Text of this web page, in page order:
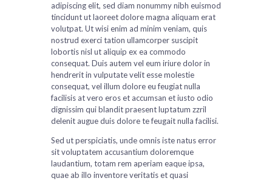
adipiscing elit, sed diam nonummy nibh euismod
tincidunt ut laoreet dolore magna aliquam erat
volutpat. Ut wisi enim ad minim veniam, quis
nostrud exerci tation ullamcorper suscipit
lobortis nisl ut aliquip ex ea commodo
consequat. Duis autem vel eum iriure dolor in
hendrerit in vulputate velit esse molestie
consequat, vel illum dolore eu feugiat nulla
facilisis at vero eros et accumsan et iusto odio
dignissim qui blandit praesent luptatum zzril
delenit augue duis dolore te feugait nulla facilisi.
Sed ut perspiciatis, unde omnis iste natus error
sit voluptatem accusantium doloremque
laudantium, totam rem aperiam eaque ipsa,
quae ab illo inventore veritatis et quasi